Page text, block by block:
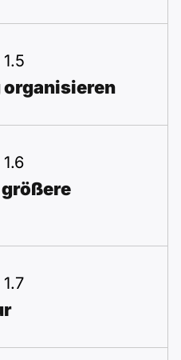
organisieren
größere